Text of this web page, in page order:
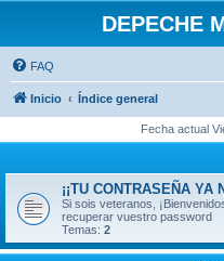
DEPECHE
FAQ
Inicio Índice general
Fecha actual
¡¡TU CONTRASEÑA YA
Si sois veteranos,
recuperar vuestro password
Temas: 2